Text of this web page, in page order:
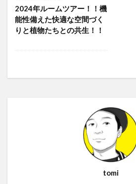
2024年ルームツアー！！機
能性備えた快適な空間づく
りと植物たちとの共生！！
tomi